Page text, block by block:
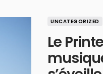
UNCATEGORIZED
Le